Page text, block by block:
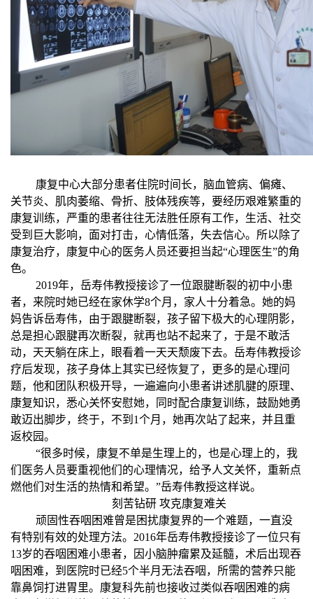
康复中心大部分患者住院时间长，脑血管病、偏瘫、
关节炎、肌肉萎缩、骨折、肢体残疾等，要经历艰难繁重的
康复训练，严重的患者往往无法胜任原有工作，生活、社交
受到巨大影响，面对打击，心情低落，失去信心。所以除了
康复治疗，康复中心的医务人员还要担当起“心理医生”的角
色。
2019年，岳寿伟教授接诊了一位跟腱断裂的初中小患
者，来院时她已经在家休学8个月，家人十分着急。她的妈
妈告诉岳寿伟，由于跟腱断裂，孩子留下极大的心理阴影，
总是担心跟腱再次断裂，就再也站不起来了，于是不敢活
动，天天躺在床上，眼看着一天天颓废下去。岳寿伟教授诊
疗后发现，孩子身体上其实已经恢复了，更多的是心理问
题，他和团队积极开导，一遍遍向小患者讲述肌腱的原理、
康复知识，悉心关怀安慰她，同时配合康复训练，鼓励她勇
敢迈出脚步，终于，不到1个月，她再次站了起来，并且重
返校园。
“很多时候，康复不单是生理上的，也是心理上的，我
们医务人员要重视他们的心理情况，给予人文关怀，重新点
燃他们对生活的热情和希望。”岳寿伟教授这样说。
刻苦钻研 攻克康复难关
顽固性吞咽困难曾是困扰康复界的一个难题，一直没
有特别有效的处理方法。2016年岳寿伟教授接诊了一位只有
13岁的吞咽困难小患者，因小脑肿瘤累及延髓，术后出现吞
咽困难，到医院时已经5个半月无法吞咽，所需的营养只能
靠鼻饲打进胃里。康复科先前也接收过类似吞咽困难的病